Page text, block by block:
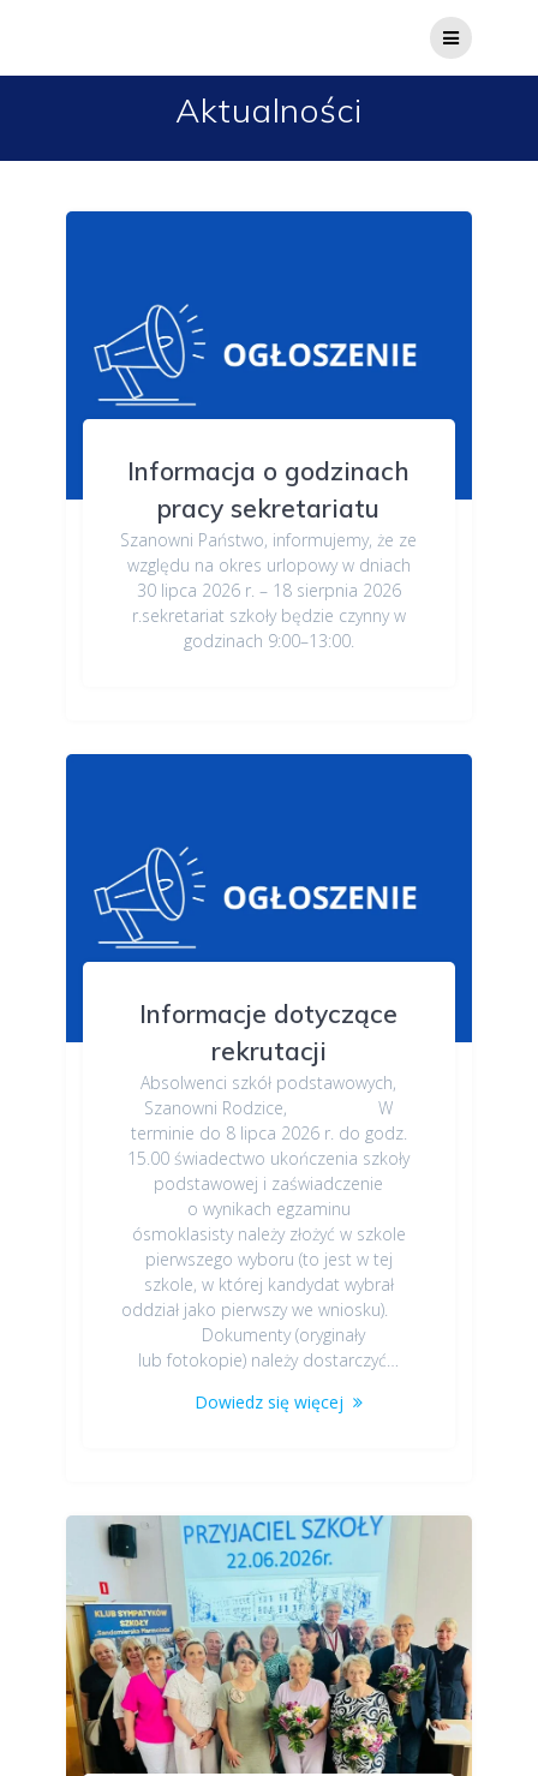
Aktualności
Informacja o godzinach
pracy sekretariatu
Szanowni Państwo, informujemy, że ze
względu na okres urlopowy w dniach
30 lipca 2026 r. – 18 sierpnia 2026
r.sekretariat szkoły będzie czynny w
godzinach 9:00–13:00.
Informacje dotyczące
rekrutacji
Absolwenci szkół podstawowych,
Szanowni Rodzice, W
terminie do 8 lipca 2026 r. do godz.
15.00 świadectwo ukończenia szkoły
podstawowej i zaświadczenie
o wynikach egzaminu
ósmoklasisty należy złożyć w szkole
pierwszego wyboru (to jest w tej
szkole, w której kandydat wybrał
oddział jako pierwszy we wniosku).
Dokumenty (oryginały
lub fotokopie) należy dostarczyć…
Dowiedz się więcej